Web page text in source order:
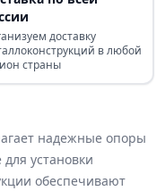
доставку
в любой
страны
надежные опоры
установки
обеспечивают